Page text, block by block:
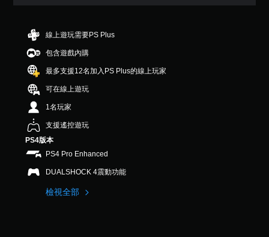
（
分
5
星
）
，
共
3
.
3
則
線上遊玩需要PS Plus
包含遊戲內購
最多支援12名加入PS Plus的線上玩家
可在線上遊玩
1名玩家
支援遙控遊玩
PS4版本
PS4 Pro Enhanced
DUALSHOCK 4震動功能
檢視全部